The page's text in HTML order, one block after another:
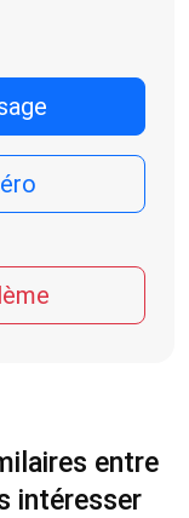
entre
intéresser